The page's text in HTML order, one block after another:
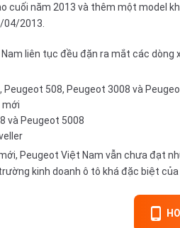
cuối năm 2013 và thêm một model
04/2013.
liên tục đều đặn ra mắt các dòng
508, Peugeot 3008 và
mới
và Peugeot 5008
Peugeot Việt Nam vẫn chưa đạt
kinh doanh ô tô khá đặc biệt của